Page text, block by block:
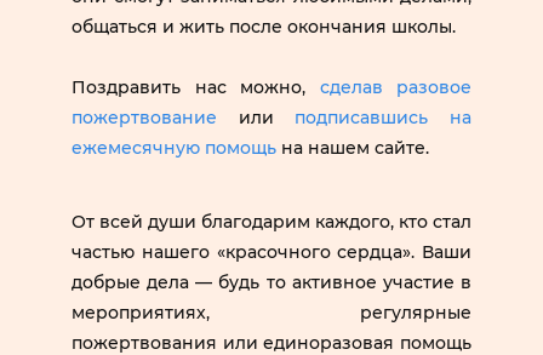
общаться и жить после окончания школы.
Поздравить нас можно, сделав разовое
пожертвование или подписавшись на
ежемесячную помощь на нашем сайте.
От всей души благодарим каждого, кто стал
частью нашего «красочного сердца». Ваши
добрые дела — будь то активное участие в
мероприятиях, регулярные
пожертвования или единоразовая помощь